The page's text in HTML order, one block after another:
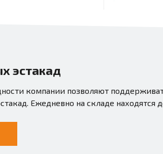
эстакад
компании позволяют
Ежедневно на складе находятся